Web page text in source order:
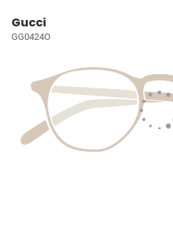
Gucci
GG0424O